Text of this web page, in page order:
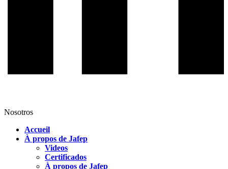
Nosotros
Accueil
À propos de Jafep
Videos
Certificados
À propos de Jafep